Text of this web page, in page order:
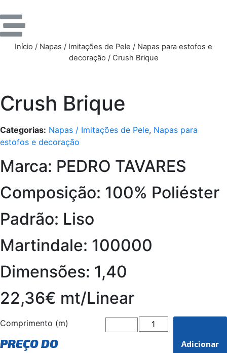
Início / Napas / Imitações de Pele / Napas para estofos e
decoração / Crush Brique
Crush Brique
Categorias: Napas / Imitações de Pele, Napas para
estofos e decoração
Marca: PEDRO TAVARES
Composição: 100% Poliéster
Padrão: Liso
Martindale: 100000
Dimensões: 1,40
22,36€ mt/Linear
Comprimento (m)
PREÇO DO
Adicionar